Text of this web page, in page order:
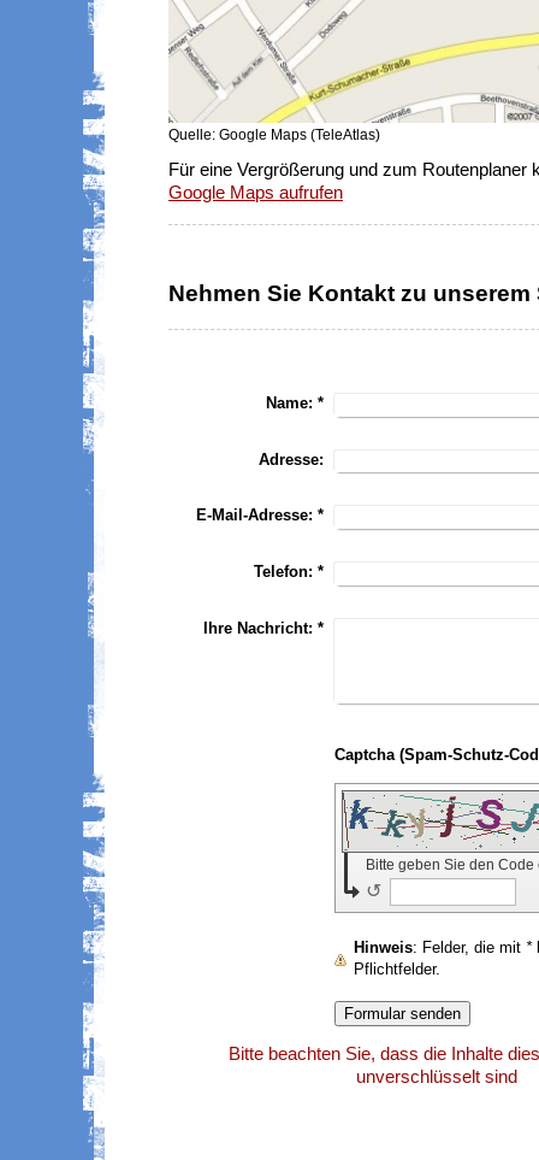
Quelle: Google Maps (TeleAtlas)
Für eine Vergrößerung und zum Routenplaner
Google Maps aufrufen
Nehmen Sie Kontakt zu unserem
Name: *
Adresse:
E-Mail-Adresse: *
Telefon: *
Ihre Nachricht: *
Bitte geben Sie den
↺
Hinweis : Felder, die mit *
Pflichtfelder.
Bitte beachten Sie, dass die Inhalte
unverschlüsselt sind